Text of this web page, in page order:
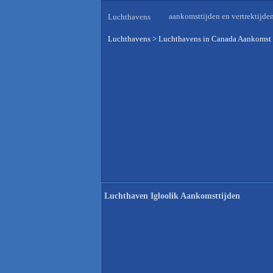
Luchthavens aankomsttijden en vertrektijden
Luchthavens > Luchthavens in Canada Aankomst
Luchthaven Igloolik Aankomsttijden